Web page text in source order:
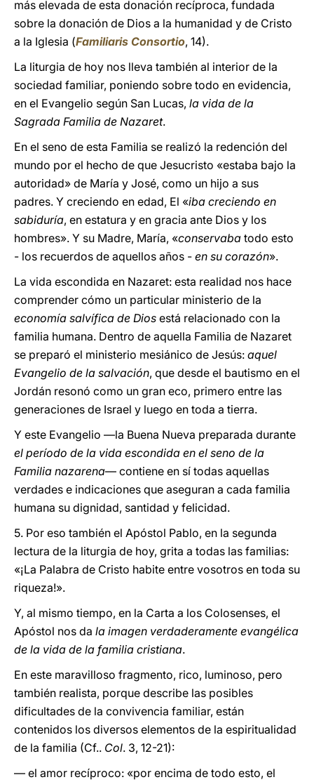
más elevada de esta donación recíproca, fundada
sobre la donación de Dios a la humanidad y de Cristo
a la Iglesia (Familiaris Consortio, 14).
La liturgia de hoy nos lleva también al interior de la
sociedad familiar, poniendo sobre todo en evidencia,
en el Evangelio según San Lucas, la vida de la
Sagrada Familia de Nazaret.
En el seno de esta Familia se realizó la redención del
mundo por el hecho de que Jesucristo «estaba bajo la
autoridad» de María y José, como un hijo a sus
padres. Y creciendo en edad, El «iba creciendo en
sabiduría, en estatura y en gracia ante Dios y los
hombres». Y su Madre, María, «conservaba todo esto
- los recuerdos de aquellos años - en su corazón».
La vida escondida en Nazaret: esta realidad nos hace
comprender cómo un particular ministerio de la
economía salvífica de Dios está relacionado con la
familia humana. Dentro de aquella Familia de Nazaret
se preparó el ministerio mesiánico de Jesús: aquel
Evangelio de la salvación, que desde el bautismo en el
Jordán resonó como un gran eco, primero entre las
generaciones de Israel y luego en toda a tierra.
Y este Evangelio —la Buena Nueva preparada durante
el período de la vida escondida en el seno de la
Familia nazarena— contiene en sí todas aquellas
verdades e indicaciones que aseguran a cada familia
humana su dignidad, santidad y felicidad.
5. Por eso también el Apóstol Pablo, en la segunda
lectura de la liturgia de hoy, grita a todas las familias:
«¡La Palabra de Cristo habite entre vosotros en toda su
riqueza!».
Y, al mismo tiempo, en la Carta a los Colosenses, el
Apóstol nos da la imagen verdaderamente evangélica
de la vida de la familia cristiana.
En este maravilloso fragmento, rico, luminoso, pero
también realista, porque describe las posibles
dificultades de la convivencia familiar, están
contenidos los diversos elementos de la espiritualidad
de la familia (Cf.. Col. 3, 12-21):
— el amor recíproco: «por encima de todo esto, el